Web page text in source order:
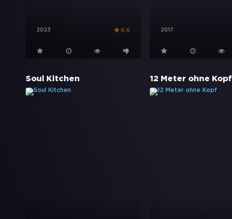
2023 6.6 2017
Soul Kitchen 12 Meter ohne Kopf